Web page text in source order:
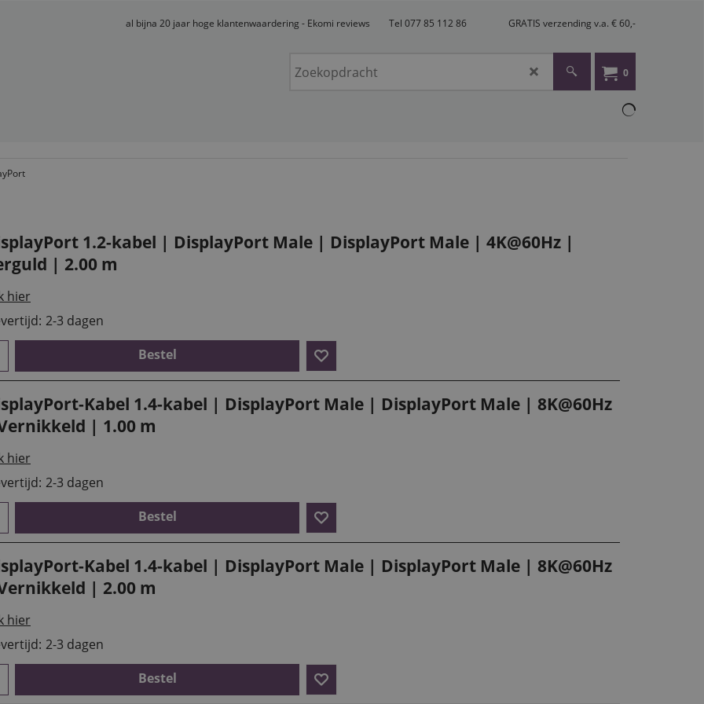
al bijna 20 jaar hoge klantenwaardering - Ekomi reviews Tel 077 85 112 86 GRATIS verzending v.a. € 60,-
0
1.2-kabel | DisplayPort Male | DisplayPort Male | 4K@60Hz |
| 2.00 m
hier
2-3 dagen
Bestel
Kabel 1.4-kabel | DisplayPort Male | DisplayPort Male | 8K@60Hz
| 1.00 m
hier
2-3 dagen
Bestel
Kabel 1.4-kabel | DisplayPort Male | DisplayPort Male | 8K@60Hz
| 2.00 m
hier
2-3 dagen
Bestel